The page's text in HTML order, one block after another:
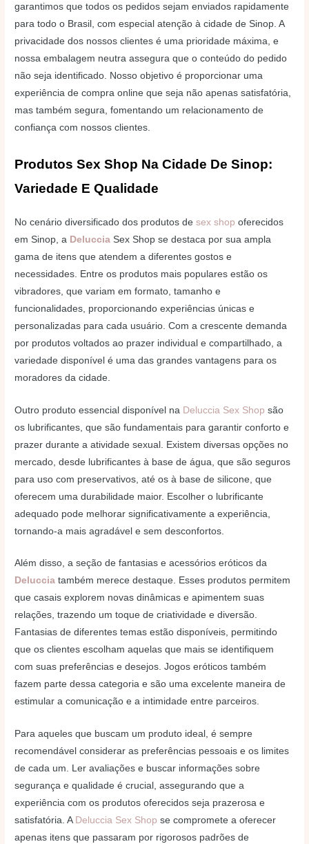
garantimos que todos os pedidos sejam enviados rapidamente
para todo o Brasil, com especial atenção à cidade de Sinop. A
privacidade dos nossos clientes é uma prioridade máxima, e
nossa embalagem neutra assegura que o conteúdo do pedido
não seja identificado. Nosso objetivo é proporcionar uma
experiência de compra online que seja não apenas satisfatória,
mas também segura, fomentando um relacionamento de
confiança com nossos clientes.
Produtos Sex Shop Na Cidade De Sinop:
Variedade E Qualidade
No cenário diversificado dos produtos desex shop oferecidos
em Sinop, a Deluccia Sex Shop se destaca por sua ampla
gama de itens que atendem a diferentes gostos e
necessidades. Entre os produtos mais populares estão os
vibradores, que variam em formato, tamanho e
funcionalidades, proporcionando experiências únicas e
personalizadas para cada usuário. Com a crescente demanda
por produtos voltados ao prazer individual e compartilhado, a
variedade disponível é uma das grandes vantagens para os
moradores da cidade.
Outro produto essencial disponível na Deluccia Sex Shop são
os lubrificantes, que são fundamentais para garantir conforto e
prazer durante a atividade sexual. Existem diversas opções no
mercado, desde lubrificantes à base de água, que são seguros
para uso com preservativos, até os à base de silicone, que
oferecem uma durabilidade maior. Escolher o lubrificante
adequado pode melhorar significativamente a experiência,
tornando-a mais agradável e sem desconfortos.
Além disso, a seção de fantasias e acessórios eróticos da
Deluccia também merece destaque. Esses produtos permitem
que casais explorem novas dinâmicas e apimentem suas
relações, trazendo um toque de criatividade e diversão.
Fantasias de diferentes temas estão disponíveis, permitindo
que os clientes escolham aquelas que mais se identifiquem
com suas preferências e desejos. Jogos eróticos também
fazem parte dessa categoria e são uma excelente maneira de
estimular a comunicação e a intimidade entre parceiros.
Para aqueles que buscam um produto ideal, é sempre
recomendável considerar as preferências pessoais e os limites
de cada um. Ler avaliações e buscar informações sobre
segurança e qualidade é crucial, assegurando que a
experiência com os produtos oferecidos seja prazerosa e
satisfatória. A Deluccia Sex Shop se compromete a oferecer
apenas itens que passaram por rigorosos padrões de